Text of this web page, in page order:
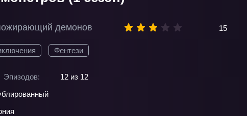
демонов 15
Фентези
Эпизодов:
12 из 12